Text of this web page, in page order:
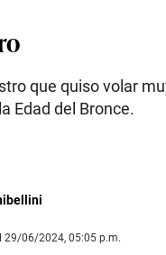
que quiso volar
Edad del Bronce.
29/06/2024, 05:05 p.m.